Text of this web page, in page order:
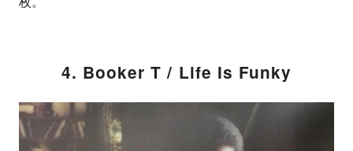
4. Booker T / Life Is Funky